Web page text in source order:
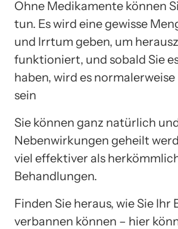
Ohne Medikamente können
tun. Es wird eine gewisse
und Irrtum geben, um
funktioniert, und sobald Sie
haben, wird es
sein
Sie können ganz natürlich
Nebenwirkungen geheilt
viel effektiver als
Behandlungen.
Finden Sie heraus, wie Sie Ihr
verbannen können – hier